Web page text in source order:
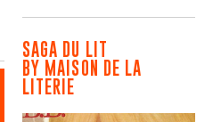
SAGA DU LIT
BY MAISON DE LA
LITERIE